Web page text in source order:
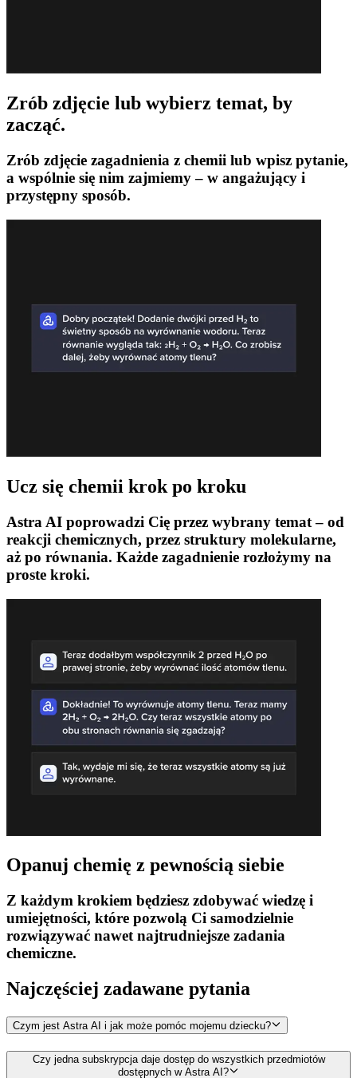
Zrób zdjęcie lub wybierz temat, by
zacząć.
Zrób zdjęcie zagadnienia z chemii lub wpisz pytanie,
a wspólnie się nim zajmiemy – w angażujący i
przystępny sposób.
Ucz się chemii krok po kroku
Astra AI poprowadzi Cię przez wybrany temat – od
reakcji chemicznych, przez struktury molekularne,
aż po równania. Każde zagadnienie rozłożymy na
proste kroki.
Opanuj chemię z pewnością siebie
Z każdym krokiem będziesz zdobywać wiedzę i
umiejętności, które pozwolą Ci samodzielnie
rozwiązywać nawet najtrudniejsze zadania
chemiczne.
Najczęściej zadawane pytania
Czym jest Astra AI i jak może pomóc mojemu dziecku?
Czy jedna subskrypcja daje dostęp do wszystkich przedmiotów
dostępnych w Astra AI?